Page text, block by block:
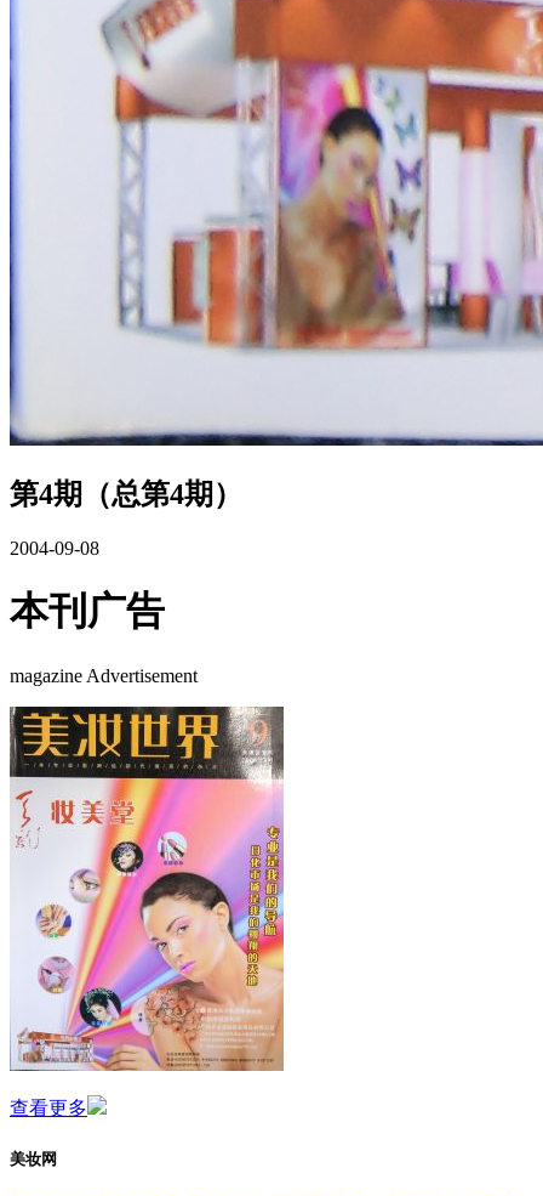
第4期（总第4期）
2004-09-08
本刊广告
magazine Advertisement
查看更多
美妆网